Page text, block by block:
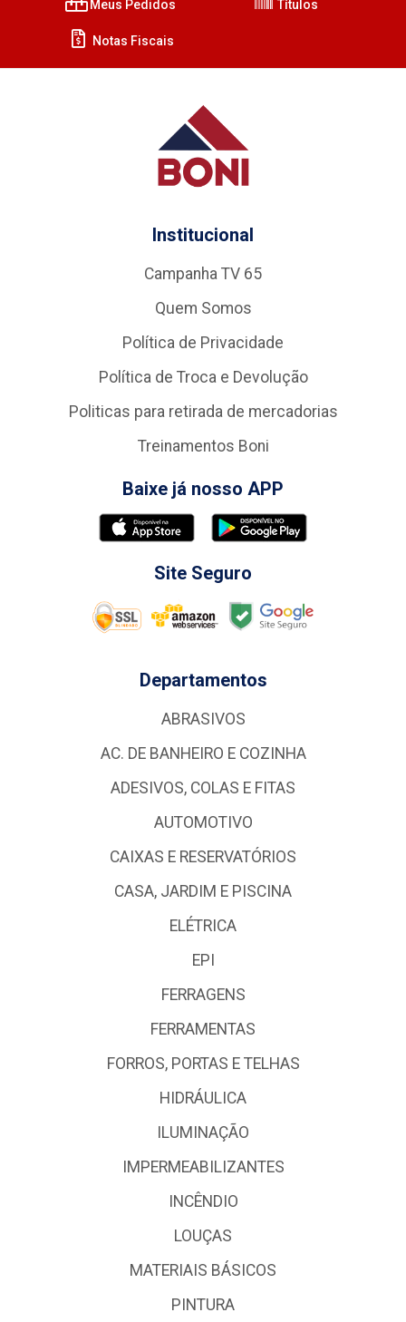
Meus Pedidos Títulos
Notas Fiscais
Institucional
Campanha TV 65
Quem Somos
Política de Privacidade
Política de Troca e Devolução
Politicas para retirada de mercadorias
Treinamentos Boni
Baixe já nosso APP
Site Seguro
Departamentos
ABRASIVOS
AC. DE BANHEIRO E COZINHA
ADESIVOS, COLAS E FITAS
AUTOMOTIVO
CAIXAS E RESERVATÓRIOS
CASA, JARDIM E PISCINA
ELÉTRICA
EPI
FERRAGENS
FERRAMENTAS
FORROS, PORTAS E TELHAS
HIDRÁULICA
ILUMINAÇÃO
IMPERMEABILIZANTES
INCÊNDIO
LOUÇAS
MATERIAIS BÁSICOS
PINTURA